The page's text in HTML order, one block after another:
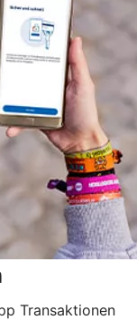
Transaktionen